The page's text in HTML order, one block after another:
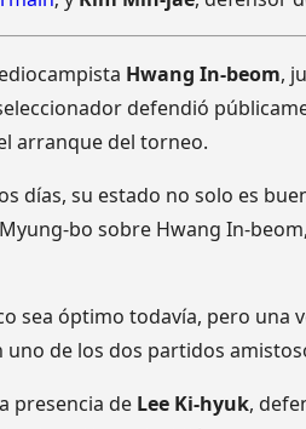
Hwang In-beom,
defendió
arranque del torneo.
días, su estado no solo es
bo sobre Hwang In-
sea óptimo todavía, pero una
uno de los dos partidos
presencia de Lee Ki-hyuk,